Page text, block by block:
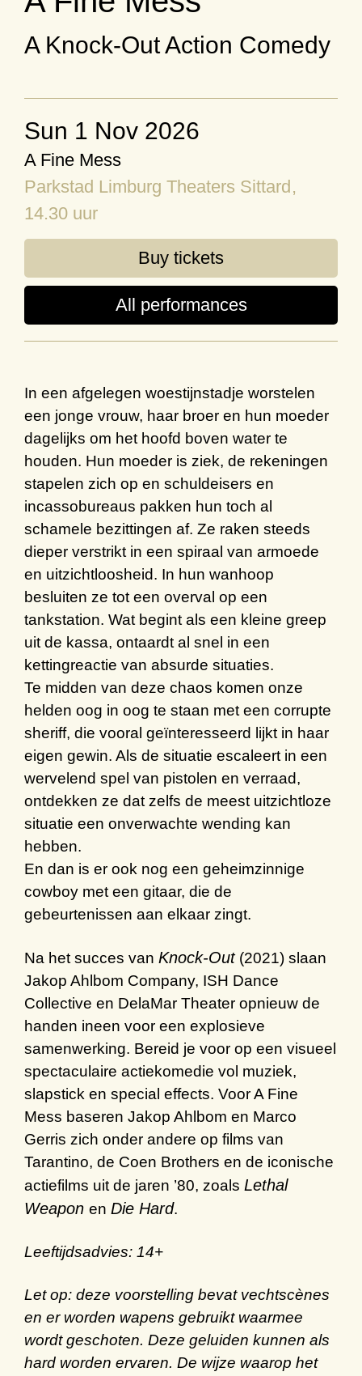
A Knock-Out Action Comedy
Sun 1 Nov 2026
A Fine Mess
Parkstad Limburg Theaters Sittard,
14.30 uur
Buy tickets
All performances
In een afgelegen woestijnstadje worstelen
een jonge vrouw, haar broer en hun moeder
dagelijks om het hoofd boven water te
houden. Hun moeder is ziek, de rekeningen
stapelen zich op en schuldeisers en
incassobureaus pakken hun toch al
schamele bezittingen af. Ze raken steeds
dieper verstrikt in een spiraal van armoede
en uitzichtloosheid. In hun wanhoop
besluiten ze tot een overval op een
tankstation. Wat begint als een kleine greep
uit de kassa, ontaardt al snel in een
kettingreactie van absurde situaties.
Te midden van deze chaos komen onze
helden oog in oog te staan met een corrupte
sheriff, die vooral geïnteresseerd lijkt in haar
eigen gewin. Als de situatie escaleert in een
wervelend spel van pistolen en verraad,
ontdekken ze dat zelfs de meest uitzichtloze
situatie een onverwachte wending kan
hebben.
En dan is er ook nog een geheimzinnige
cowboy met een gitaar, die de
gebeurtenissen aan elkaar zingt.
Na het succes van Knock-Out(2021) slaan
Jakop Ahlbom Company, ISH Dance
Collective en DelaMar Theater opnieuw de
handen ineen voor een explosieve
samenwerking. Bereid je voor op een visueel
spectaculaire actiekomedie vol muziek,
slapstick en special effects. VoorA Fine
Mess baseren Jakop Ahlbom en Marco
Gerris zich onder andere op films van
Tarantino, de Coen Brothers en de iconische
actiefilms uit de jaren ’80, zoals Lethal
Weapon en Die Hard.
Leeftijdsadvies: 14+
Let op: deze voorstelling bevat vechtscènes
en er worden wapens gebruikt waarmee
wordt geschoten. Deze geluiden kunnen als
hard worden ervaren. De wijze waarop het